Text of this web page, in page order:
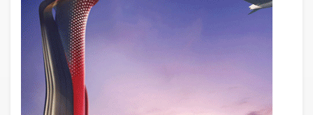
8 saat önce
İstanbul uçağına polis köpeklerle girdi: 3
yolcu indirildi
8 saat önce
AyJet eğitim uçağı Hezarfen yakınında